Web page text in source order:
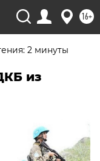
16+
2 минуты
из